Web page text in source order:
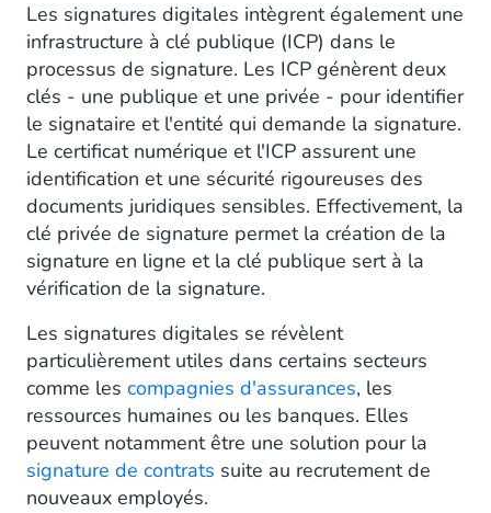
Les signatures digitales intègrent également une
infrastructure à clé publique (ICP) dans le
processus de signature. Les ICP génèrent deux
clés - une publique et une privée - pour identifier
le signataire et l'entité qui demande la signature.
Le certificat numérique et l'ICP assurent une
identification et une sécurité rigoureuses des
documents juridiques sensibles. Effectivement, la
clé privée de signature permet la création de la
signature en ligne et la clé publique sert à la
vérification de la signature.
Les signatures digitales se révèlent
particulièrement utiles dans certains secteurs
comme les compagnies d'assurances, les
ressources humaines ou les banques. Elles
peuvent notamment être une solution pour la
signature de contrats suite au recrutement de
nouveaux employés.